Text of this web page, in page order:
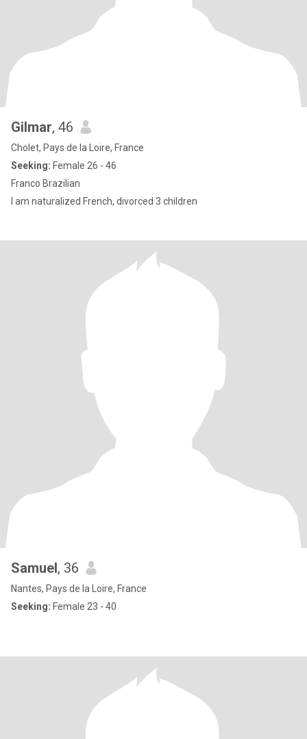
Gilmar, 46
Cholet, Pays de la Loire, France
Seeking: Female 26 - 46
Franco Brazilian
I am naturalized French, divorced 3 children
Samuel, 36
Nantes, Pays de la Loire, France
Seeking: Female 23 - 40